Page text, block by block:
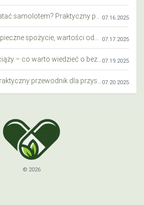
07.16.2025
07.17.2025
07.19.2025
07.20.2025
© 2026